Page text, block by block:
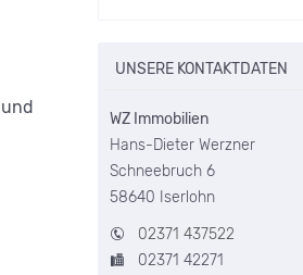
UNSERE KONTAKTDATEN
WZ Immobilien
Hans-Dieter Werzner
Schneebruch 6
58640 Iserlohn
02371 437522
02371 42271